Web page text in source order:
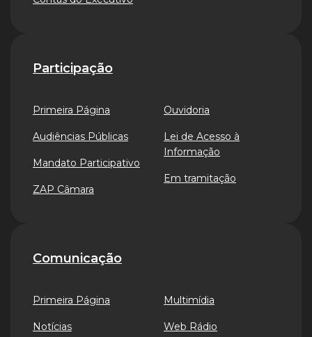
Participação
Primeira Página
Audiências Públicas
Mandato Participativo
ZAP Câmara
Ouvidoria
Lei de Acesso à
Informação
Em tramitação
Comunicação
Primeira Página
Notícias
Multimídia
Web Rádio